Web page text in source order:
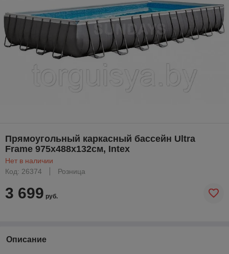
Прямоугольный каркасный бассейн Ultra
Frame 975х488х132см, Intex
Нет в наличии
Код: 26374
Розница
3 699 руб.
Описание